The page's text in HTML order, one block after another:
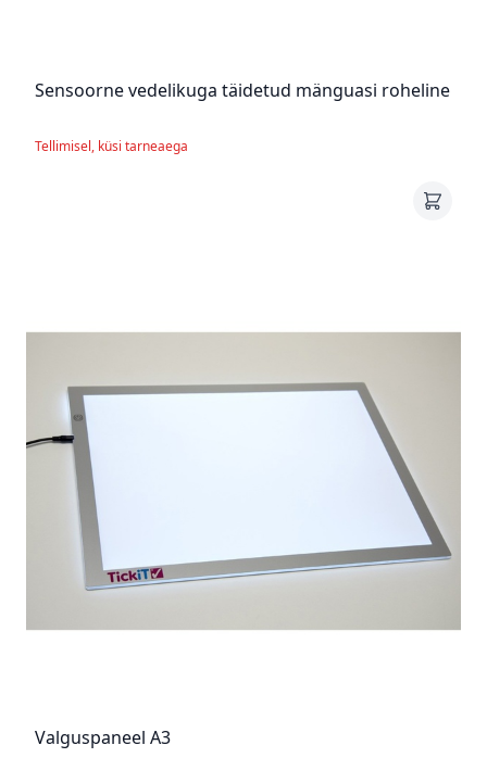
Sensoorne vedelikuga täidetud mänguasi roheline
Tellimisel, küsi tarneaega
Valguspaneel A3